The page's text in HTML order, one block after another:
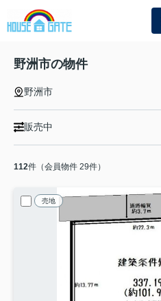
野洲市の物件
野洲市
販売中
112件（会員物件 29件）
売地